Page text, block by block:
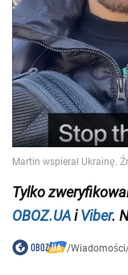
Tylko
OBOZ.UAiViber.
/Wiadomości